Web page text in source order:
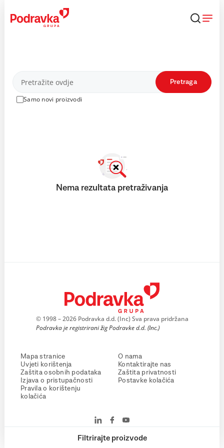
content
Proizvodi
Samo novi proizvodi
Pretraga
Filtrirajte proizvode
Nema rezultata pretraživanja
© 1998 – 2026 Podravka d.d. (Inc) Sva prava pridržana
Podravka je registrirani žig Podravke d.d. (Inc.)
Mapa stranice
Uvjeti korištenja
Zaštita osobnih podataka
Izjava o pristupačnosti
Pravila o korištenju
kolačića
O nama
Kontaktirajte nas
Zaštita privatnosti
Postavke kolačića